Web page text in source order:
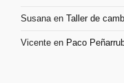
Susanaen Taller de
Vicente en Paco